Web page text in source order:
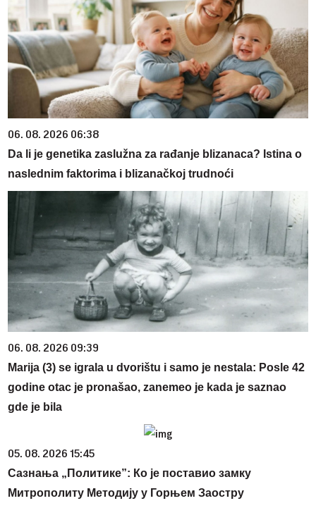
06. 08. 2026 06:38
Da li je genetika zaslužna za rađanje blizanaca? Istina o
naslednim faktorima i blizanačkoj trudnoći
06. 08. 2026 09:39
Marija (3) se igrala u dvorištu i samo je nestala: Posle 42
godine otac je pronašao, zanemeo je kada je saznao
gde je bila
05. 08. 2026 15:45
Сазнања „Политике”: Ко је поставио замку
Митрополиту Методију у Горњем Заостру